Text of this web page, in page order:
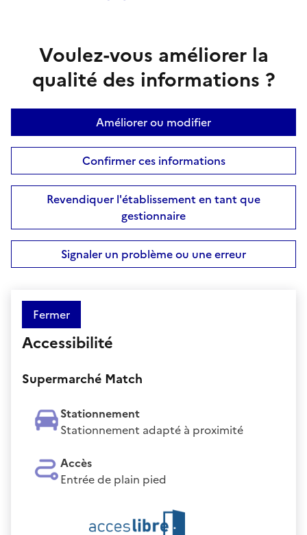
Voulez-vous améliorer la
qualité des informations ?
Améliorer ou modifier
Confirmer ces informations
Revendiquer l'établissement en tant que
gestionnaire
Signaler un problème ou une erreur
Fermer
Accessibilité
Supermarché Match
Stationnement
Stationnement adapté à proximité
Accès
Entrée de plain pied